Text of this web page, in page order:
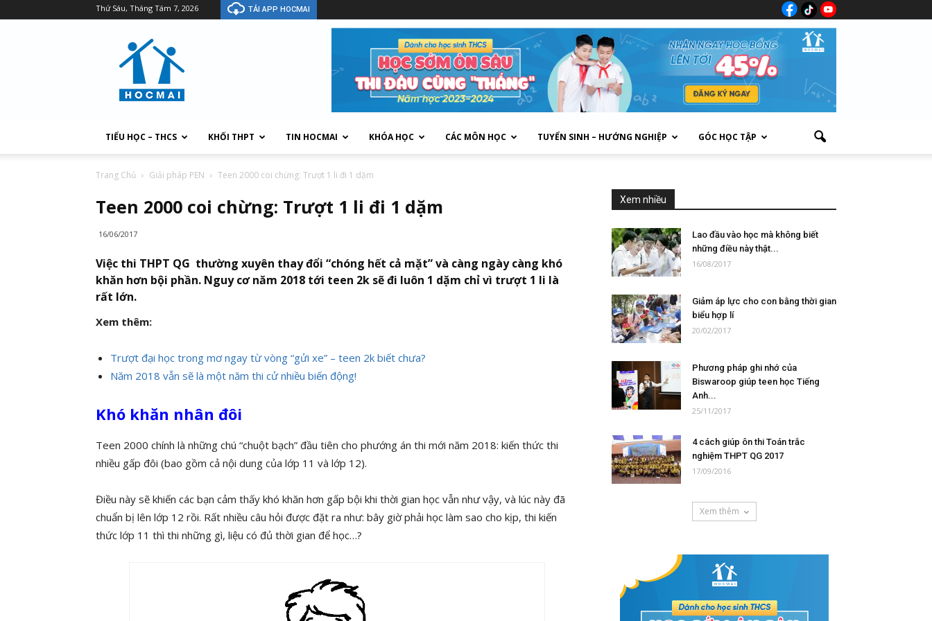
Thứ Sáu, Tháng Tám 7, 2026 TẢI APP HOCMAI
TIỂU HỌC – THCS KHỐI THPT TIN HOCMAI KHÓA HỌC CÁC MÔN HỌC TUYỂN SINH – HƯỚNG NGHIỆP GÓC HỌC TẬP
Trang Chủ Giải pháp PEN Teen 2000 coi chừng: Trượt 1 li đi 1 dặm
Teen 2000 coi chừng: Trượt 1 li đi 1 dặm
16/06/2017
Việc thi THPT QG thường xuyên thay đổi “chóng hết cả mặt” và càng ngày càng khó
khăn hơn bội phần. Nguy cơ năm 2018 tới teen 2k sẽ đi luôn 1 dặm chỉ vì trượt 1 li là
rất lớn.
Xem thêm:
Trượt đại học trong mơ ngay từ vòng “gửi xe” – teen 2k biết chưa?
Năm 2018 vẫn sẽ là một năm thi cử nhiều biến động!
Khó khăn nhân đôi
Teen 2000 chính là những chú “chuột bạch” đầu tiên cho phướng án thi mới năm 2018: kiến thức thi
nhiều gấp đôi (bao gồm cả nội dung của lớp 11 và lớp 12).
Điều này sẽ khiến các bạn cảm thấy khó khăn hơn gấp bội khi thời gian học vẫn như vậy, và lúc này đã
chuẩn bị lên lớp 12 rồi. Rất nhiều câu hỏi được đặt ra như: bây giờ phải học làm sao cho kịp, thi kiến
thức lớp 11 thì thi những gì, liệu có đủ thời gian để học…?
Xem nhiều
Lao đầu vào học mà không biết
những điều này thật...
16/08/2017
Giảm áp lực cho con bằng thời gian
biểu hợp lí
20/02/2017
Phương pháp ghi nhớ của
Biswaroop giúp teen học Tiếng
Anh...
25/11/2017
4 cách giúp ôn thi Toán trắc
nghiệm THPT QG 2017
17/09/2016
Xem thêm